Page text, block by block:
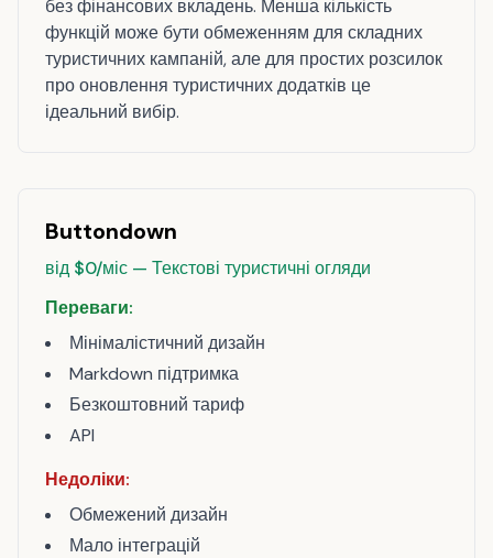
без фінансових вкладень. Менша кількість
функцій може бути обмеженням для складних
туристичних кампаній, але для простих розсилок
про оновлення туристичних додатків це
ідеальний вибір.
Buttondown
від $0/міс — Текстові туристичні огляди
Переваги:
Мінімалістичний дизайн
Markdown підтримка
Безкоштовний тариф
API
Недоліки:
Обмежений дизайн
Мало інтеграцій